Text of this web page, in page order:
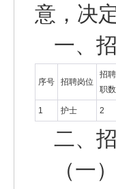
意，决
一、
序号 招聘岗位
招聘
职数
1 护士 2
二、
（一